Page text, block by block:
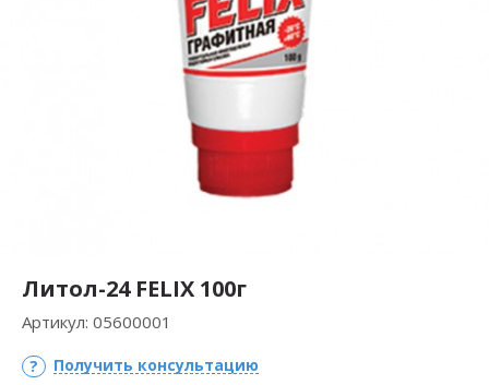
Литол-24 FELIX 100г
Артикул: 05600001
Получить консультацию